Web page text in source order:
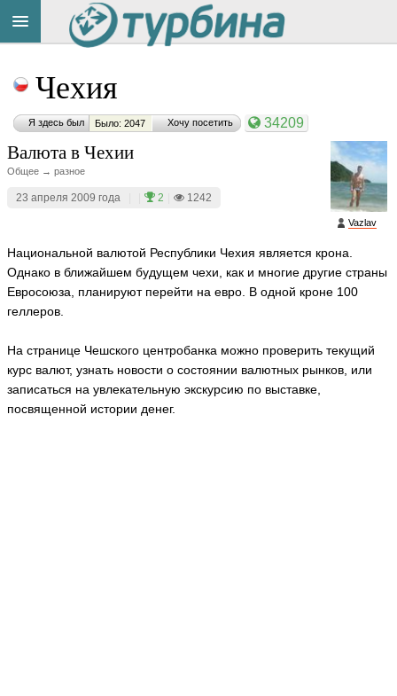
Чехия
Я здесь был Было: 2047 Хочу посетить 34209
Vazlav
Валюта в Чехии
Общее → разное
23 апреля 2009 года 2 1242
Национальной валютой Республики Чехия является крона.
Однако в ближайшем будущем чехи, как и многие другие страны
Евросоюза, планируют перейти на евро. В одной кроне 100
геллеров.
На странице Чешского центробанка можно проверить текущий
курс валют, узнать новости о состоянии валютных рынков, или
записаться на увлекательную экскурсию по выставке,
посвященной истории денег.
на
сайте: